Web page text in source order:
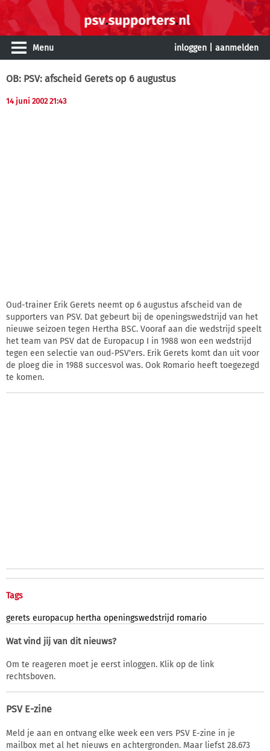
Menu inloggen aanmelden
OB: PSV: afscheid Gerets op 6 augustus
14 juni 2002 21:43
Oud-trainer Erik Gerets neemt op 6 augustus afscheid van de
supporters van PSV. Dat gebeurt bij de openingswedstrijd van het
nieuwe seizoen tegen Hertha BSC. Vooraf aan die wedstrijd speelt
het team van PSV dat de Europacup I in 1988 won een wedstrijd
tegen een selectie van oud-PSV'ers. Erik Gerets komt dan uit voor
de ploeg die in 1988 succesvol was. Ook Romario heeft toegezegd
te komen.
Tags
gerets europacup hertha openingswedstrijd romario
Wat vind jij van dit nieuws?
Om te reageren moet je eerst inloggen. Klik op de link
rechtsboven.
PSV E-zine
Meld je aan en ontvang elke week een vers PSV E-zine in je
mailbox met al het nieuws en achtergronden. Maar liefst 28.673